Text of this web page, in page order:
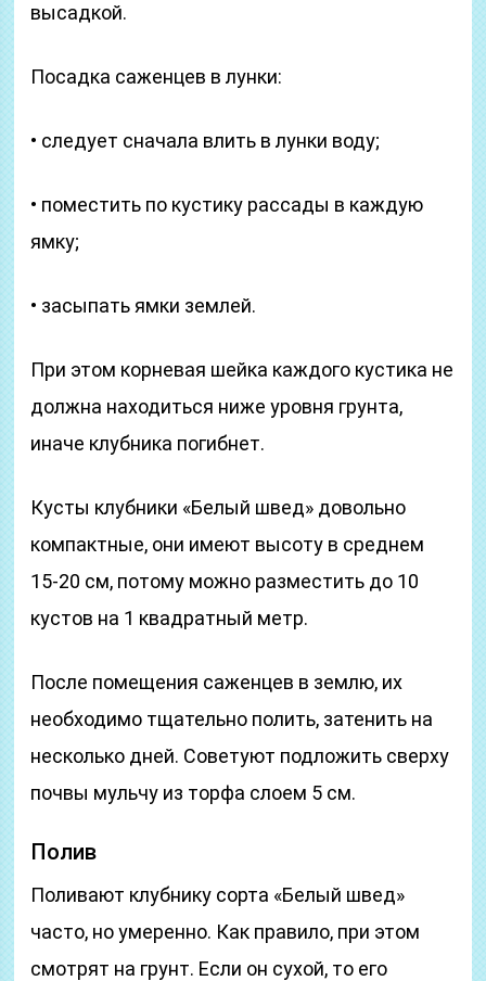
высадкой.
Посадка саженцев в лунки:
• следует сначала влить в лунки воду;
• поместить по кустику рассады в каждую
ямку;
• засыпать ямки землей.
При этом корневая шейка каждого кустика не
должна находиться ниже уровня грунта,
иначе клубника погибнет.
Кусты клубники «Белый швед» довольно
компактные, они имеют высоту в среднем
15-20 см, потому можно разместить до 10
кустов на 1 квадратный метр.
После помещения саженцев в землю, их
необходимо тщательно полить, затенить на
несколько дней. Советуют подложить сверху
почвы мульчу из торфа слоем 5 см.
Полив
Поливают клубнику сорта «Белый швед»
часто, но умеренно. Как правило, при этом
смотрят на грунт. Если он сухой, то его